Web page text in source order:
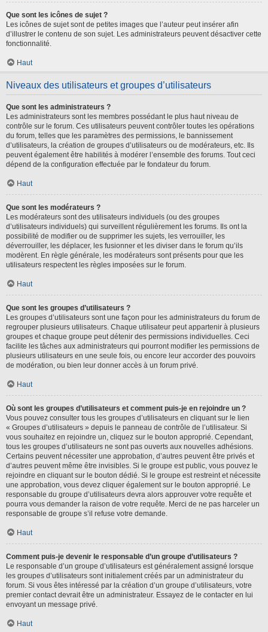
Que sont les icônes de sujet ?
Les icônes de sujet sont de petites images que l’auteur peut insérer afin
d’illustrer le contenu de son sujet. Les administrateurs peuvent désactiver cette
fonctionnalité.
Haut
Niveaux des utilisateurs et groupes d’utilisateurs
Que sont les administrateurs ?
Les administrateurs sont les membres possédant le plus haut niveau de
contrôle sur le forum. Ces utilisateurs peuvent contrôler toutes les opérations
du forum, telles que les paramètres des permissions, le bannissement
d’utilisateurs, la création de groupes d’utilisateurs ou de modérateurs, etc. Ils
peuvent également être habilités à modérer l’ensemble des forums. Tout ceci
dépend de la configuration effectuée par le fondateur du forum.
Haut
Que sont les modérateurs ?
Les modérateurs sont des utilisateurs individuels (ou des groupes
d’utilisateurs individuels) qui surveillent régulièrement les forums. Ils ont la
possibilité de modifier ou de supprimer les sujets, les verrouiller, les
déverrouiller, les déplacer, les fusionner et les diviser dans le forum qu’ils
modèrent. En règle générale, les modérateurs sont présents pour que les
utilisateurs respectent les règles imposées sur le forum.
Haut
Que sont les groupes d’utilisateurs ?
Les groupes d’utilisateurs sont une façon pour les administrateurs du forum de
regrouper plusieurs utilisateurs. Chaque utilisateur peut appartenir à plusieurs
groupes et chaque groupe peut détenir des permissions individuelles. Ceci
facilite les tâches aux administrateurs qui pourront modifier les permissions de
plusieurs utilisateurs en une seule fois, ou encore leur accorder des pouvoirs
de modération, ou bien leur donner accès à un forum privé.
Haut
Où sont les groupes d’utilisateurs et comment puis-je en rejoindre un ?
Vous pouvez consulter tous les groupes d’utilisateurs en cliquant sur le lien
« Groupes d’utilisateurs » depuis le panneau de contrôle de l’utilisateur. Si
vous souhaitez en rejoindre un, cliquez sur le bouton approprié. Cependant,
tous les groupes d’utilisateurs ne sont pas ouverts aux nouvelles adhésions.
Certains peuvent nécessiter une approbation, d’autres peuvent être privés et
d’autres peuvent même être invisibles. Si le groupe est public, vous pouvez le
rejoindre en cliquant sur le bouton dédié. Si le groupe est restreint et nécessite
une approbation, vous devez cliquer également sur le bouton approprié. Le
responsable du groupe d’utilisateurs devra alors approuver votre requête et
pourra vous demander la raison de votre requête. Merci de ne pas harceler un
responsable de groupe s’il refuse votre demande.
Haut
Comment puis-je devenir le responsable d’un groupe d’utilisateurs ?
Le responsable d’un groupe d’utilisateurs est généralement assigné lorsque
les groupes d’utilisateurs sont initialement créés par un administrateur du
forum. Si vous êtes intéressé par la création d’un groupe d’utilisateurs, votre
premier contact devrait être un administrateur. Essayez de le contacter en lui
envoyant un message privé.
Haut